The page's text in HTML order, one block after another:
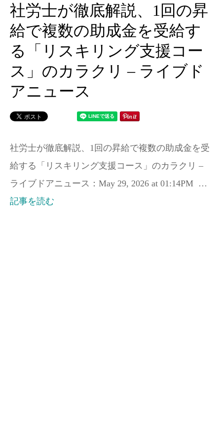
社労士が徹底解説、1回の昇
給で複数の助成金を受給す
る「リスキリング支援コー
ス」のカラクリ – ライブド
アニュース
社労士が徹底解説、1回の昇給で複数の助成金を受
給する「リスキリング支援コース」のカラクリ –
ライブドアニュース：May 29, 2026 at 01:14PM …
記事を読む